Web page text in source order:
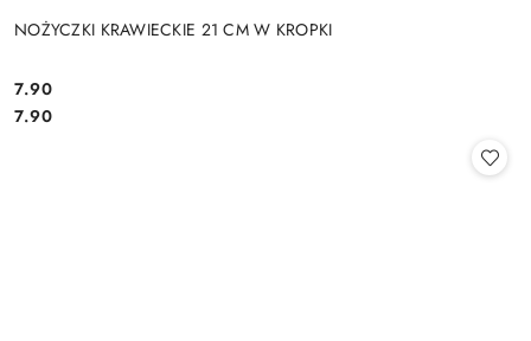
NOŻYCZKI KRAWIECKIE 21 CM W KROPKI
Cena:
7.90
Cena:
7.90